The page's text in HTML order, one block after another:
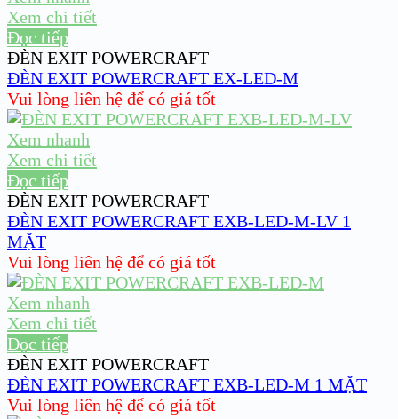
Xem chi tiết
Đọc tiếp
ĐÈN EXIT POWERCRAFT
ĐÈN EXIT POWERCRAFT EX-LED-M
Vui lòng liên hệ để có giá tốt
Xem nhanh
Xem chi tiết
Đọc tiếp
ĐÈN EXIT POWERCRAFT
ĐÈN EXIT POWERCRAFT EXB-LED-M-LV 1
MẶT
Vui lòng liên hệ để có giá tốt
Xem nhanh
Xem chi tiết
Đọc tiếp
ĐÈN EXIT POWERCRAFT
ĐÈN EXIT POWERCRAFT EXB-LED-M 1 MẶT
Vui lòng liên hệ để có giá tốt